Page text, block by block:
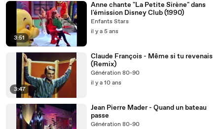
3:51
Anne chante "La Petite Sirène" dans
l'émission Disney Club (1990)
Enfants Stars
il y a 5 ans
3:47
Claude François - Même si tu revenais
(Remix)
Génération 80-90
il y a 10 ans
Jean Pierre Mader - Quand un bateau
passe
Génération 80-90